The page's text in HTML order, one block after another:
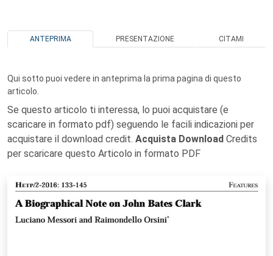
ANTEPRIMA PRESENTAZIONE CITAMI
Qui sotto puoi vedere in anteprima la prima pagina di questo
articolo.
Se questo articolo ti interessa, lo puoi acquistare (e
scaricare in formato pdf) seguendo le facili indicazioni per
acquistare il download credit. Acquista Download Credits
per scaricare questo Articolo in formato PDF